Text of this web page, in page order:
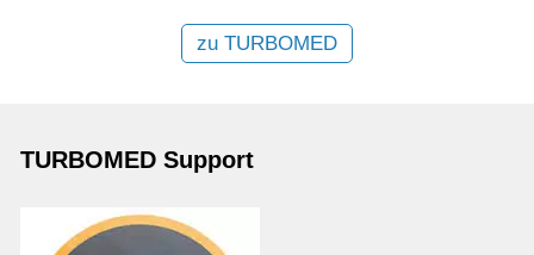
zu TURBOMED
TURBOMED Support